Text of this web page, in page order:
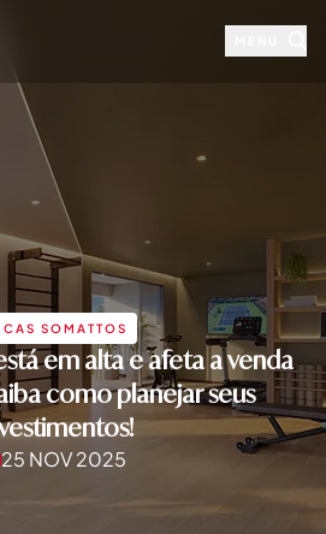
SOMATTOS
em alta e afeta a venda
como planejar seus
25 NOV 2025